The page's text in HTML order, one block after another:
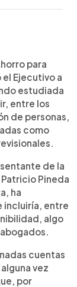
para
Ejecutivo a
estudiada
entre los
de personas,
como
de la
Patricio Pineda
ha
incluiría, entre
algo
cuentas
vez
por